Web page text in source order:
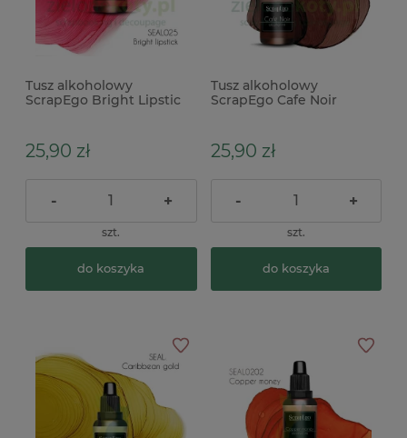
Tusz alkoholowy
ScrapEgo Bright Lipstic
25,90 zł
- +
szt.
do koszyka
Tusz alkoholowy
ScrapEgo Cafe Noir
25,90 zł
- +
szt.
do koszyka